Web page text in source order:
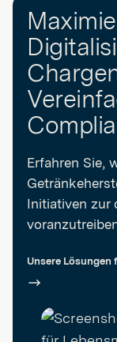
Erfahren Sie,
Initiativen zur
Unsere